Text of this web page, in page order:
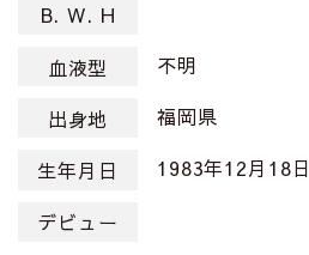
B. W. H
血液型
不明
出身地 福岡県
生年月日 1983年12月18日
デビュー